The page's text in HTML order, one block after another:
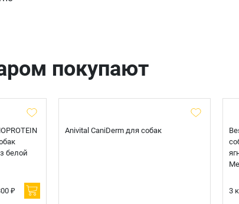
покупают
белой
₽
Anivital CaniDerm для собак
3